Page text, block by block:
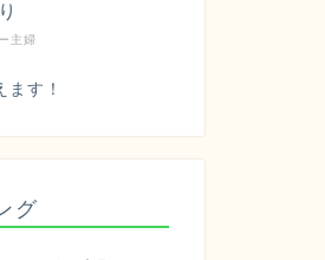
主婦
す！
グ